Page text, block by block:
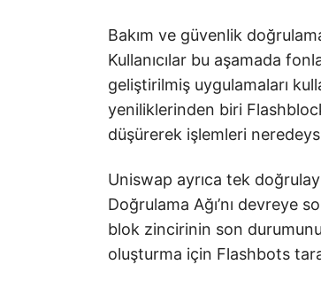
Bakım ve güvenlik
Kullanıcılar bu aşamada
geliştirilmiş uygulamaları
yeniliklerinden biri
düşürerek işlemleri
Uniswap ayrıca tek
Doğrulama Ağı’nı devreye
blok zincirinin son
oluşturma için Flashbots